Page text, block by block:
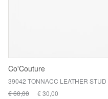
Co'Couture
€ 60,00
€ 30,00